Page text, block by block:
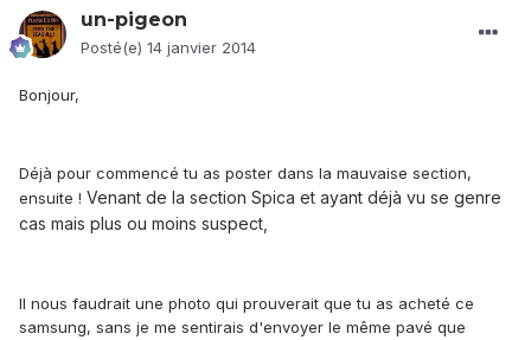
un-pigeon
Posté(e) 14 janvier 2014
Bonjour,
Déjà pour commencé tu as poster dans la mauvaise section,
ensuite ! Venant de la section Spica et ayant déjà vu se genre
cas mais plus ou moins suspect,
Il nous faudrait une photo qui prouverait que tu as acheté ce
samsung, sans je me sentirais d'envoyer le même pavé que